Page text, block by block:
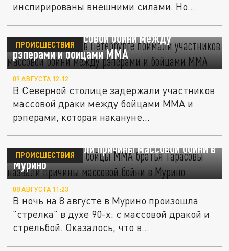
инспирированы внешними силами. Но
"Бытовая драма": в Петербурге поймали
участников массовой бойни между
рэперами и бойцами ММА
ПРОИСШЕСТВИЯ
09 АВГУСТА 12:12
В Северной столице задержали участников
массовой драки между бойцами ММА и
рэперами, которая накануне...
По заветам 90-х: бойцы ММА братья
Тарасовы назвали причины массовой бойни в
Мурино
ПРОИСШЕСТВИЯ
08 АВГУСТА 11:23
В ночь на 8 августе в Мурино произошла
"стрелка" в духе 90-х: с массовой дракой и
стрельбой. Оказалось, что в...